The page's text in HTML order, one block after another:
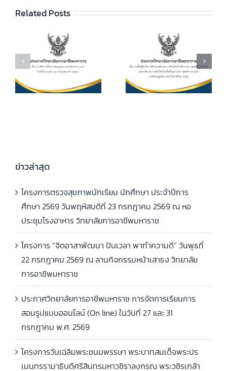
Related Postsศึกษาระดับ
ประกาศนียบัตร
วิชาชีพ (ปวช.)
พุทธศักราช
2562 และระดับ
ประกาศนียบัตร
ประกาศวิทยา
กำหนดการ และ
อัตราการจัดเก็บ
ค่าบำรุงการ
ศึกษา ค่า
หน่วยกิตรายวิชา
ข่าวล่าสุด
โครงการตรวจสุขภาพนักเรียน นักศึกษา ประจำปีการ
ศึกษา 2569 วันพฤหัสบดีที่ 23 กรกฎาคม 2569 ณ หอ
ประชุมโรงอาหาร วิทยาลัยการอาชีพมหาราช
โครงการ “จิตอาสาพัฒนา ปันเวลา พาทำความดี” วันพุธที่
22 กรกฎาคม 2569 ณ ลานกิจกรรมหน้าเสาธง วิทยาลัย
การอาชีพมหาราช
ประกาศวิทยาลัยการอาชีพมหาราช การจัดการเรียนการ
สอนรูปแบบออนไลน์ (On line) ในวันที่ 27 และ 31
กรกฎาคม พ.ศ. 2569
โครงการวันเฉลิมพระชนมพรรษา พระบาทสมเด็จพระปร
เมนทรรามาธิบดีศรีสินทรมหาวชิราลงกรณ พระวชิรเกล้า